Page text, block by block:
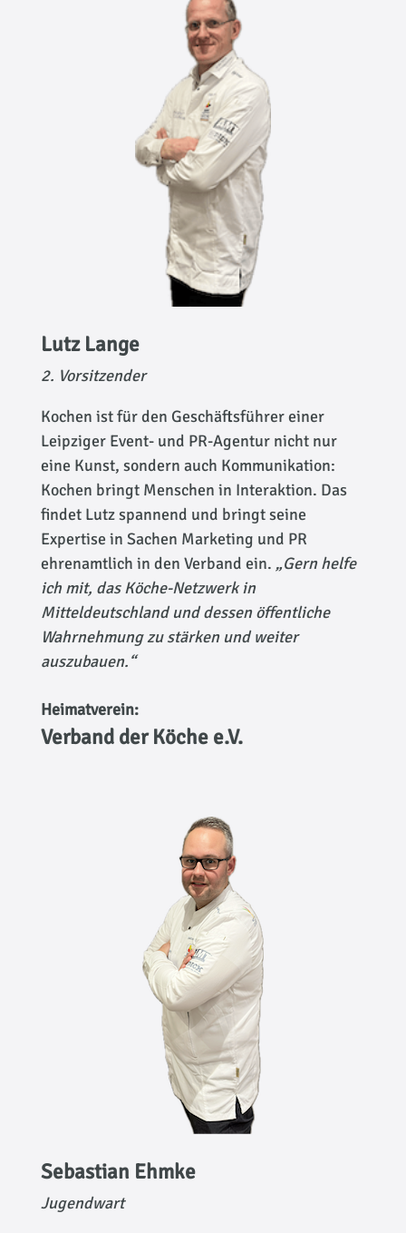
Lutz Lange
2. Vorsitzender
Kochen ist für den Geschäftsführer einer
Leipziger Event- und PR-Agentur nicht nur
eine Kunst, sondern auch Kommunikation:
Kochen bringt Menschen in Interaktion. Das
findet Lutz spannend und bringt seine
Expertise in Sachen Marketing und PR
ehrenamtlich in den Verband ein. „Gern helfe
ich mit, das Köche-Netzwerk in
Mitteldeutschland und dessen öffentliche
Wahrnehmung zu stärken und weiter
auszubauen.“
Heimatverein:
Verband der Köche e.V.
Sebastian Ehmke
Jugendwart